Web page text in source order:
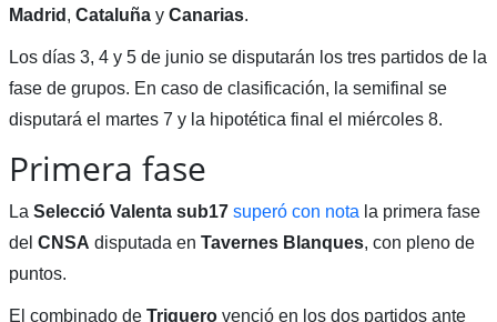
Madrid , Cataluña y Canarias.
Los días 3, 4 y 5 de junio se disputarán los tres partidos de la
fase de grupos. En caso de clasificación, la semifinal se
disputará el martes 7 y la hipotética final el miércoles 8.
Primera fase
La Selecció Valenta sub17 superó con nota la primera fase
del CNSA disputada en Tavernes Blanques, con pleno de
puntos.
El combinado de Triguerovenció en los dos partidos ante